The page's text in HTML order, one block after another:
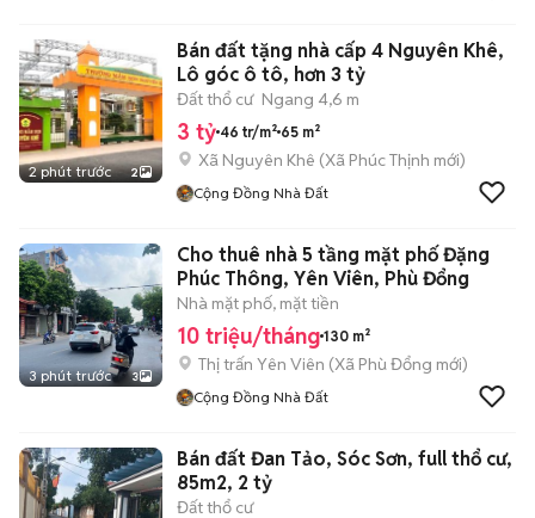
2 phút trước 2
Bán đất tặng nhà cấp 4 Nguyên Khê,
Lô góc ô tô, hơn 3 tỷ
Đất thổ cư Ngang 4,6 m
3 tỷ 46 tr/m² 65 m²
Xã Nguyên Khê (Xã Phúc Thịnh mới)
Cộng Đồng Nhà Đất
3 phút trước 3
Cho thuê nhà 5 tầng mặt phố Đặng
Phúc Thông, Yên Viên, Phù Đổng
Nhà mặt phố, mặt tiền
10 triệu/tháng 130 m²
Thị trấn Yên Viên (Xã Phù Đổng mới)
Cộng Đồng Nhà Đất
Bán đất Đan Tảo, Sóc Sơn, full thổ cư,
85m2, 2 tỷ
Đất thổ cư